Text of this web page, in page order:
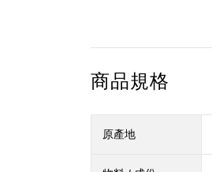
商品規格
原產地